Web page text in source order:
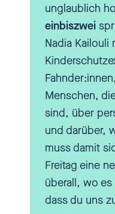
Dann hast du
oder einen
kannst einen
macht, über
besprechen.
aufpassen,
erkennbar
sprichst,
Und dann ist
bist Ärztin
wegen eines
unglaublich
einbiszwei
Nadia Kailouli
Menschen,
sind, über
und darüber,
muss damit
Freitag eine
überall, wo
dass du uns